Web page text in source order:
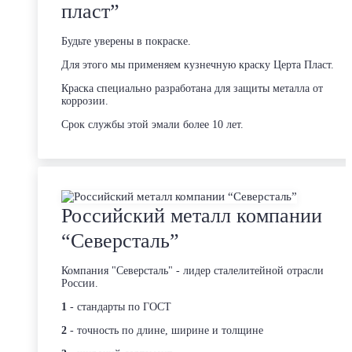
пласт”
Будьте уверены в покраске.
Для этого мы применяем кузнечную краску Церта Пласт.
Краска специально разработана для защиты металла от
коррозии.
Срок службы этой эмали более 10 лет.
Российский металл компании
“Северсталь”
Компания "Северсталь" - лидер сталелитейной отрасли
России.
1 - стандарты по ГОСТ
2 - точность по длине, ширине и толщине